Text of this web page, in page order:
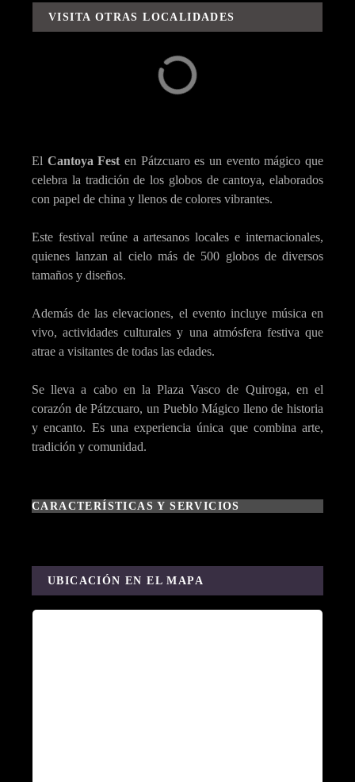
VISITA OTRAS LOCALIDADES
El Cantoya Fest en Pátzcuaro es un evento mágico que
celebra la tradición de los globos de cantoya, elaborados
con papel de china y llenos de colores vibrantes.
Este festival reúne a artesanos locales e internacionales,
quienes lanzan al cielo más de 500 globos de diversos
tamaños y diseños.
Además de las elevaciones, el evento incluye música en
vivo, actividades culturales y una atmósfera festiva que
atrae a visitantes de todas las edades.
Se lleva a cabo en la Plaza Vasco de Quiroga, en el
corazón de Pátzcuaro, un Pueblo Mágico lleno de historia
y encanto. Es una experiencia única que combina arte,
tradición y comunidad.
CARACTERÍSTICAS Y SERVICIOS
UBICACIÓN EN EL MAPA